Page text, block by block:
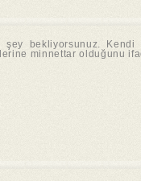
şey bekliyorsunuz.
minnettar olduğunu